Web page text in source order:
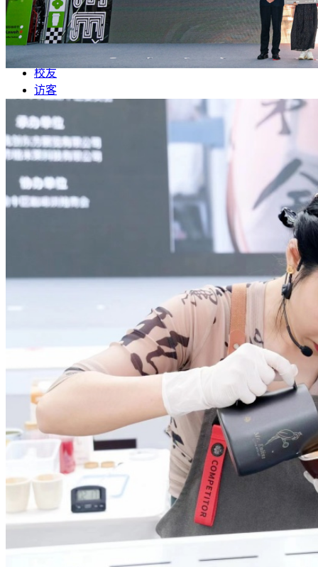
搜索
学生
校友
访客
智慧校园
教务系统
OA办公系统
科研系统
四川省中国非物质文化遗产传承人研修培训基地
四川省文化和旅游厅 南充市人民政府“厅市共建”